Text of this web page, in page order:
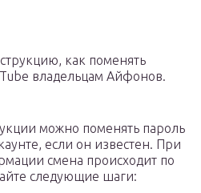
как поменять
владельцам Айфонов.
можно поменять пароль
если он известен. При
смена происходит по
следующие шаги: